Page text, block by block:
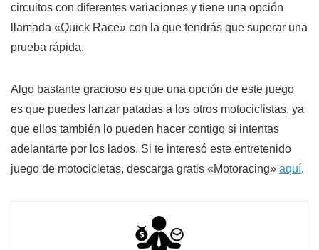
circuitos con diferentes variaciones y tiene una opción
llamada «Quick Race» con la que tendrás que superar una
prueba rápida.
Algo bastante gracioso es que una opción de este juego
es que puedes lanzar patadas a los otros motociclistas, ya
que ellos también lo pueden hacer contigo si intentas
adelantarte por los lados. Si te interesó este entretenido
juego de motocicletas, descarga gratis «Motoracing» aquí.